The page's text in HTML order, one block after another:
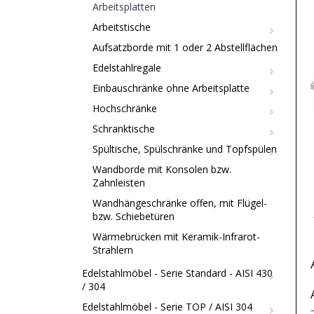
Arbeitsplatten
Arbeitstische
Aufsatzborde mit 1 oder 2 Abstellflächen
Edelstahlregale
Einbauschränke ohne Arbeitsplatte
Hochschränke
Schranktische
Spültische, Spülschränke und Topfspülen
Wandborde mit Konsolen bzw.
Zahnleisten
Wandhängeschränke offen, mit Flügel-
bzw. Schiebetüren
Wärmebrücken mit Keramik-Infrarot-
Strahlern
Edelstahlmöbel - Serie Standard - AISI 430
/ 304
Edelstahlmöbel - Serie TOP / AISI 304